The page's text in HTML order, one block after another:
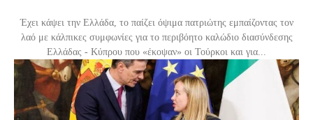
Έχει κάψει την Ελλάδα, το παίζει όψιμα πατριώτης εμπαίζοντας τον
λαό με κάλπικες συμφωνίες για το περιβόητο καλώδιο διασύνδεσης
Ελλάδας - Κύπρου που «έκοψαν» οι Τούρκοι και για...